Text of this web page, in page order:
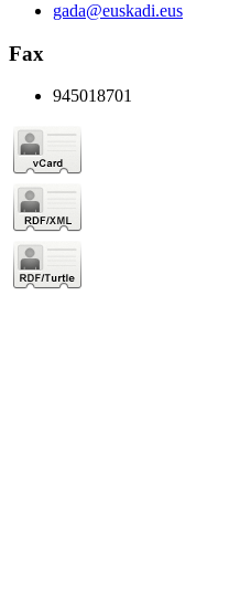
gada@euskadi.eus
Fax
945018701